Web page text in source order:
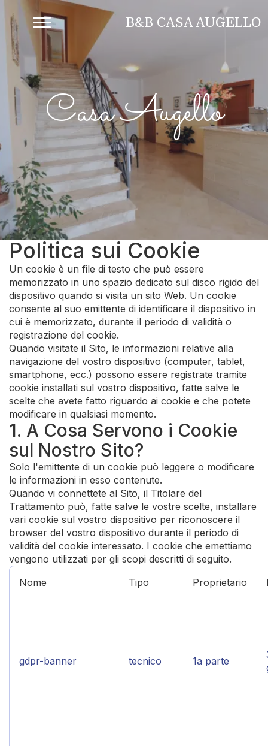
B&B CASA AUGELLO
Casa Augello
Politica sui Cookie
Un cookie è un file di testo che può essere
memorizzato in uno spazio dedicato sul disco rigido del
dispositivo quando si visita un sito Web. Un cookie
consente al suo emittente di identificare il dispositivo in
cui è memorizzato, durante il periodo di validità o
registrazione del cookie.
Quando visitate il Sito, le informazioni relative alla
navigazione del vostro dispositivo (computer, tablet,
smartphone, ecc.) possono essere registrate tramite
cookie installati sul vostro dispositivo, fatte salve le
scelte che avete fatto riguardo ai cookie e che potete
modificare in qualsiasi momento.
1. A Cosa Servono i Cookie
sul Nostro Sito?
Solo l'emittente di un cookie può leggere o modificare
le informazioni in esso contenute.
Quando vi connettete al Sito, il Titolare del
Trattamento può, fatte salve le vostre scelte, installare
vari cookie sul vostro dispositivo per riconoscere il
browser del vostro dispositivo durante il periodo di
validità del cookie interessato. I cookie che emettiamo
vengono utilizzati per gli scopi descritti di seguito.
Nome
Tipo Proprietario
gdpr-banner tecnico 1a parte